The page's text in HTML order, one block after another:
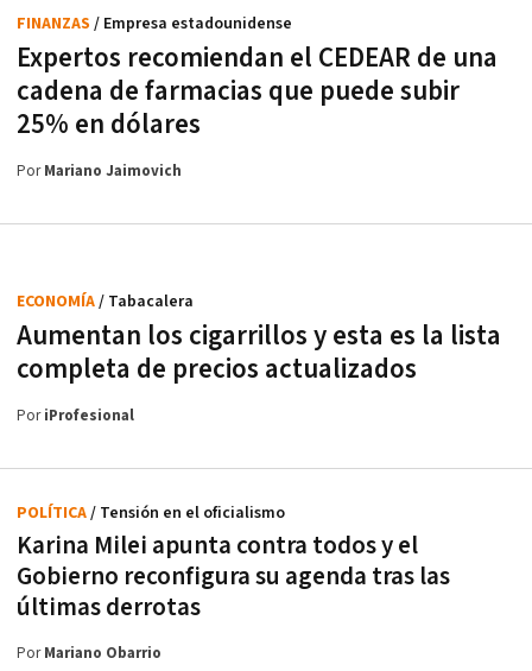
Expertos recomiendan el CEDEAR de una
cadena de farmacias que puede subir
25% en dólares
FINANZAS / Empresa estadounidense
PorMariano Jaimovich
Aumentan los cigarrillos y esta es la lista
completa de precios actualizados
ECONOMÍA/ Tabacalera
PoriProfesional
Karina Milei apunta contra todos y el
Gobierno reconfigura su agenda tras las
últimas derrotas
POLÍTICA/ Tensión en el oficialismo
PorMariano Obarrio